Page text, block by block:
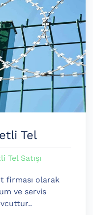
Tel
Satışı
firması olarak
ve servis